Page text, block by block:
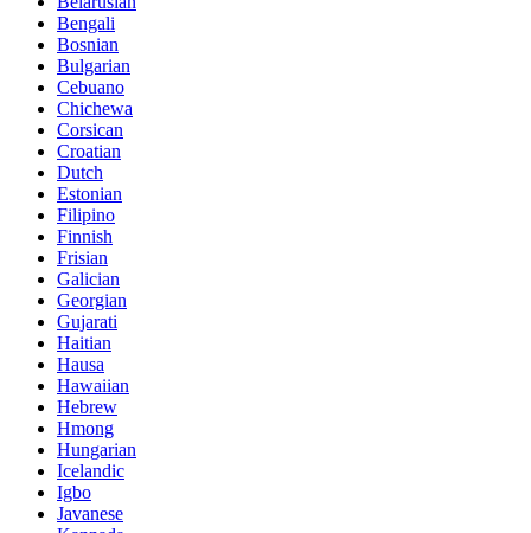
Bengali
Bosnian
Bulgarian
Cebuano
Chichewa
Corsican
Croatian
Dutch
Estonian
Filipino
Finnish
Frisian
Galician
Georgian
Gujarati
Haitian
Hausa
Hawaiian
Hebrew
Hmong
Hungarian
Icelandic
Igbo
Javanese